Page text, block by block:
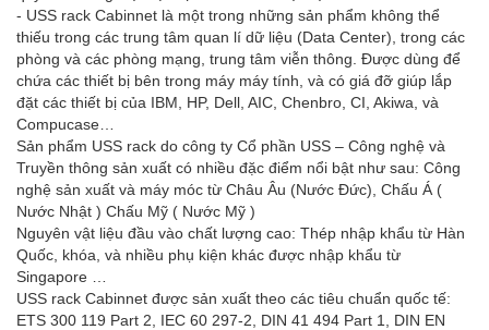
- USS rack Cabinnet là một trong những sản phẩm không thể
thiếu trong các trung tâm quan lí dữ liệu (Data Center), trong các
phòng và các phòng mạng, trung tâm viễn thông. Được dùng để
chứa các thiết bị bên trong máy máy tính, và có giá đỡ giúp lắp
đặt các thiết bị của IBM, HP, Dell, AIC, Chenbro, CI, Akiwa, và
Compucase…
Sản phẩm USS rack do công ty Cổ phần USS – Công nghệ và
Truyền thông sản xuất có nhiều đặc điểm nổi bật như sau: Công
nghệ sản xuất và máy móc từ Châu Âu (Nước Đức), Chấu Á (
Nước Nhật ) Chấu Mỹ ( Nước Mỹ )
Nguyên vật liệu đầu vào chất lượng cao: Thép nhập khẩu từ Hàn
Quốc, khóa, và nhiều phụ kiện khác được nhập khẩu từ
Singapore …
USS rack Cabinnet được sản xuất theo các tiêu chuẩn quốc tế:
ETS 300 119 Part 2, IEC 60 297-2, DIN 41 494 Part 1, DIN EN